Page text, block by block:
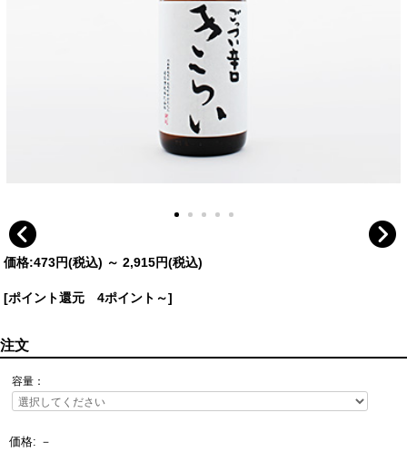
価格:473円(税込) ～ 2,915円(税込)
[ポイント還元 4ポイント～]
注文
容量：
価格: －